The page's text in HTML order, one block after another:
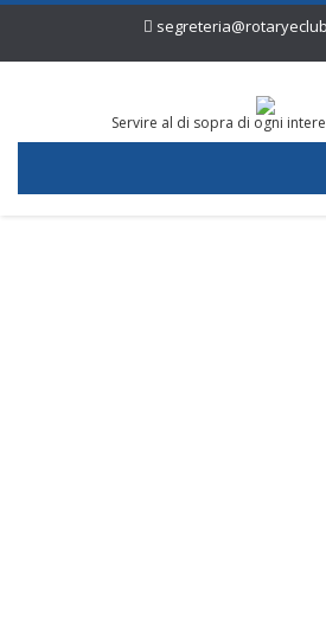
Servire al di sopra di ogni